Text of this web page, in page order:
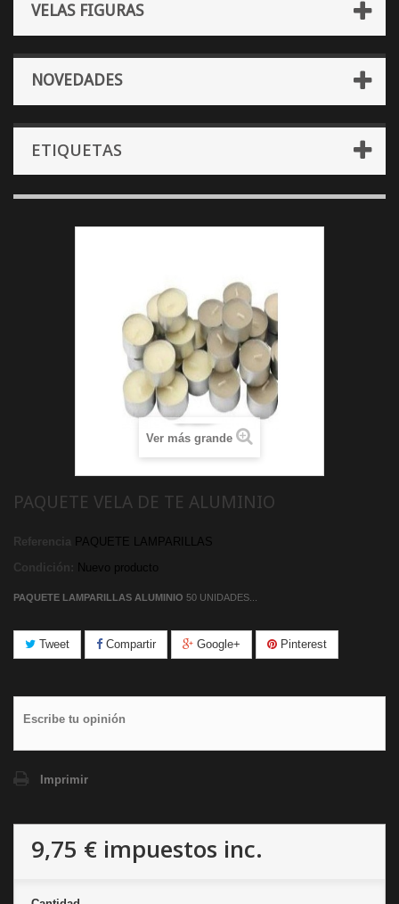
VELAS FIGURAS
NOVEDADES
ETIQUETAS
Ver más grande
PAQUETE VELA DE TE ALUMINIO
Referencia PAQUETE LAMPARILLAS
Condición: Nuevo producto
PAQUETE LAMPARILLAS ALUMINIO 50 UNIDADES...
Tweet Compartir Google+ Pinterest
Escribe tu opinión
Imprimir
9,75 € impuestos inc.